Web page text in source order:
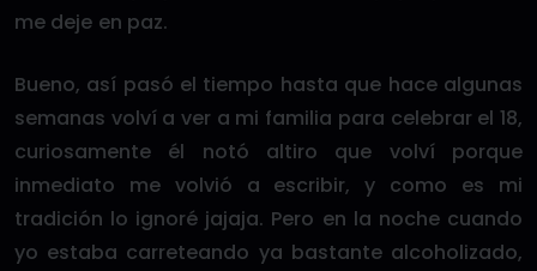
me deje en paz.
Bueno, así pasó el tiempo hasta que hace algunas
semanas volví a ver a mi familia para celebrar el 18,
curiosamente él notó altiro que volví porque
inmediato me volvió a escribir, y como es mi
tradición lo ignoré jajaja. Pero en la noche cuando
yo estaba carreteando ya bastante alcoholizado,